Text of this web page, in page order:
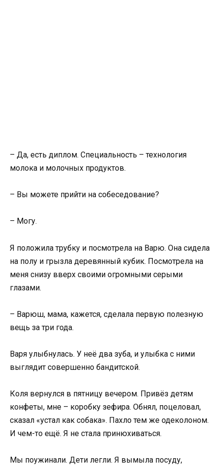
– Да, есть диплом. Специальность – технология
молока и молочных продуктов.
– Вы можете прийти на собеседование?
– Могу.
Я положила трубку и посмотрела на Варю. Она сидела
на полу и грызла деревянный кубик. Посмотрела на
меня снизу вверх своими огромными серыми
глазами.
– Варюш, мама, кажется, сделала первую полезную
вещь за три года.
Варя улыбнулась. У неё два зуба, и улыбка с ними
выглядит совершенно бандитской.
Коля вернулся в пятницу вечером. Привёз детям
конфеты, мне – коробку зефира. Обнял, поцеловал,
сказал «устал как собака». Пахло тем же одеколоном.
И чем-то ещё. Я не стала принюхиваться.
Мы поужинали. Дети легли. Я вымыла посуду,